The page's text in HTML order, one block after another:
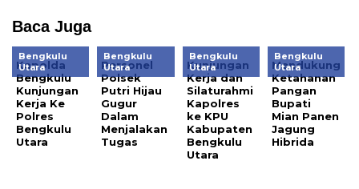
Baca Juga
Bengkulu
Utara
Kapolda
Bengkulu
Kunjungan
Kerja Ke
Polres
Bengkulu
Utara
Bengkulu
Utara
Personel
Polsek
Putri Hijau
Gugur
Dalam
Menjalakan
Tugas
Bengkulu
Utara
Kunjungan
Kerja dan
Silaturahmi
Kapolres
ke KPU
Kabupaten
Bengkulu
Utara
Bengkulu
Utara
Mendukung
Ketahanan
Pangan
Bupati
Mian Panen
Jagung
Hibrida